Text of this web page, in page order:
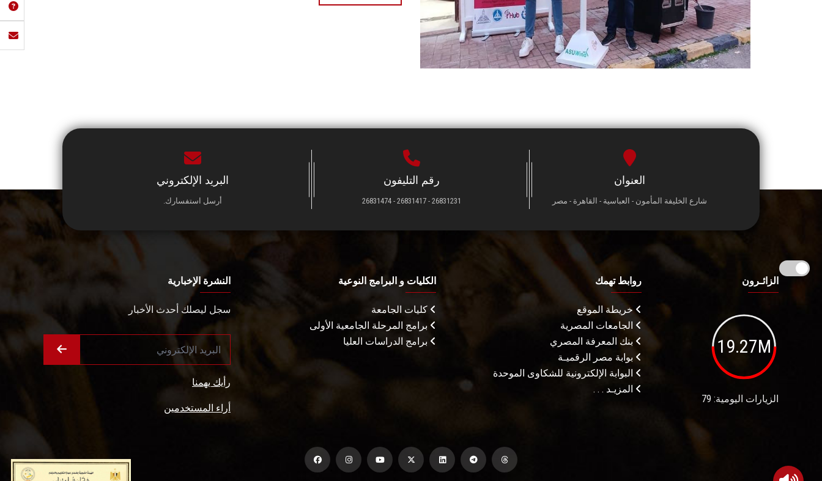
العنوان
شارع الخليفة المأمون - العباسية - القاهرة - مصر
رقم التليفون
26831231 - 26831417 - 26831474
البريد الإلكتروني
أرسل استفسارك.
الزائـرون
19.27M
الزيارات اليومية: 79
روابط تهمك
خريطة الموقع
الجامعات المصرية
بنك المعرفة المصري
بوابة مصر الرقميـة
البوابة الإلكترونية للشكاوى الموحدة
المزيـد . . .
الكليات و البرامج النوعية
كليات الجامعة
برامج المرحلة الجامعية الأولى
برامج الدراسات العليا
النشرة الإخبارية
سجل ليصلك أحدث الأخبار
رأيك يهمنا
أراء المستخدمين